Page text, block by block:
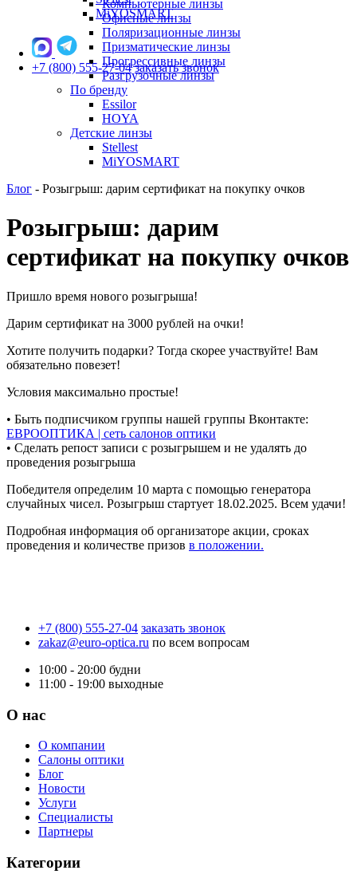
Компьютерные линзы
Офисные линзы
Поляризационные линзы
Призматические линзы
Прогрессивные линзы
Разгрузочные линзы
По бренду
Essilor
HOYA
Детские линзы
Stellest
MiYOSMART
MiYOSMART
+7 (800) 555-27-04 заказать звонок
Блог - Розыгрыш: дарим сертификат на покупку очков
Розыгрыш: дарим
сертификат на покупку очков
Пришло время нового розыгрыша!
Дарим сертификат на 3000 рублей на очки!
Хотите получить подарки? Тогда скорее участвуйте! Вам
обязательно повезет!
Условия максимально простые!
• Быть подписчиком группы нашей группы Вконтакте:
ЕВРООПТИКА | сеть салонов оптики
• Сделать репост записи с розыгрышем и не удалять до
проведения розыгрыша
Победителя определим 10 марта с помощью генератора
случайных чисел. Розыгрыш стартует 18.02.2025. Всем удачи!
Подробная информация об организаторе акции, сроках
проведения и количестве призов в положении.
+7 (800) 555-27-04 заказать звонок
zakaz@euro-optica.ru по всем вопросам
10:00 - 20:00 будни
11:00 - 19:00 выходные
О нас
О компании
Салоны оптики
Блог
Новости
Услуги
Специалисты
Партнеры
Категории